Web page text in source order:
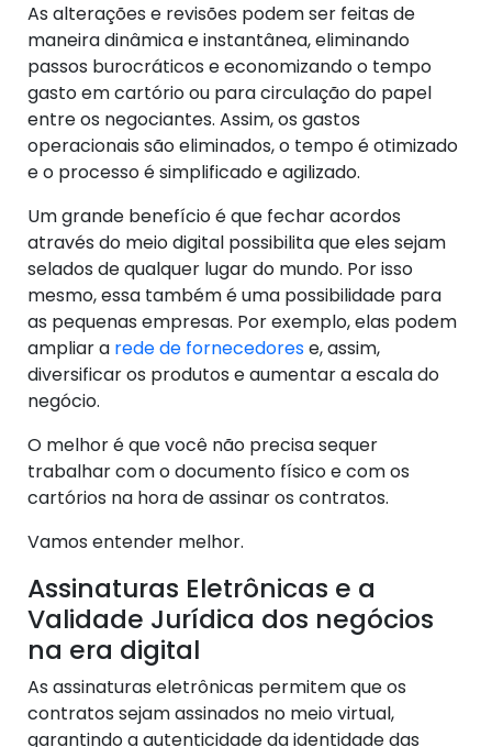
As alterações e revisões podem ser feitas de
maneira dinâmica e instantânea, eliminando
passos burocráticos e economizando o tempo
gasto em cartório ou para circulação do papel
entre os negociantes. Assim, os gastos
operacionais são eliminados, o tempo é otimizado
e o processo é simplificado e agilizado.
Um grande benefício é que fechar acordos
através do meio digital possibilita que eles sejam
selados de qualquer lugar do mundo. Por isso
mesmo, essa também é uma possibilidade para
as pequenas empresas. Por exemplo, elas podem
ampliar a rede de fornecedorese, assim,
diversificar os produtos e aumentar a escala do
negócio.
O melhor é que você não precisa sequer
trabalhar com o documento físico e com os
cartórios na hora de assinar os contratos.
Vamos entender melhor.
Assinaturas Eletrônicas e a
Validade Jurídica dos negócios
na era digital
As assinaturas eletrônicas permitem que os
contratos sejam assinados no meio virtual,
garantindo a autenticidade da identidade das